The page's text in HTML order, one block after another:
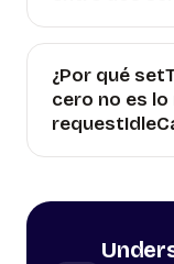
¿Por qué
cero no es